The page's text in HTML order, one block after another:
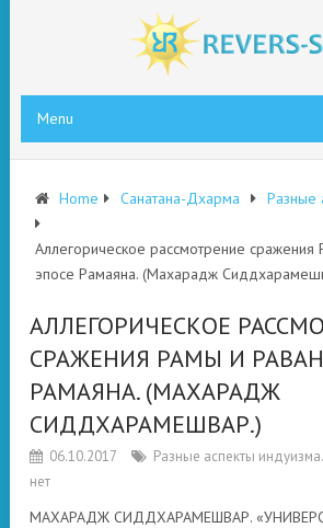
Menu
Home Санатана-Дхарма Разные
Аллегорическое рассмотрение
эпосе Рамаяна. (Махарадж
АЛЛЕГОРИЧЕСКОЕ
СРАЖЕНИЯ РАМЫ И
РАМАЯНА. (МАХАРАДЖ
СИДДХАРАМЕШВАР.)
06.10.2017 Разные аспекты индуизма.
нет
МАХАРАДЖ СИДДХАРАМЕШВАР.